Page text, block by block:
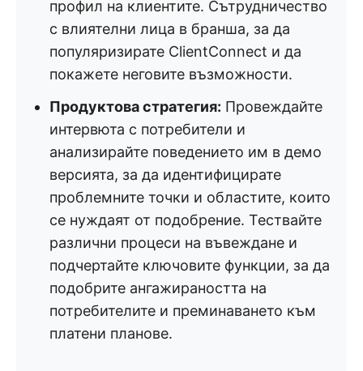
профил на клиентите. Сътрудничество
с влиятелни лица в бранша, за да
популяризирате ClientConnect и да
покажете неговите възможности.
Продуктова стратегия: Провеждайте
интервюта с потребители и
анализирайте поведението им в демо
версията, за да идентифицирате
проблемните точки и областите, които
се нуждаят от подобрение. Тествайте
различни процеси на въвеждане и
подчертайте ключовите функции, за да
подобрите ангажираността на
потребителите и преминаването към
платени планове.